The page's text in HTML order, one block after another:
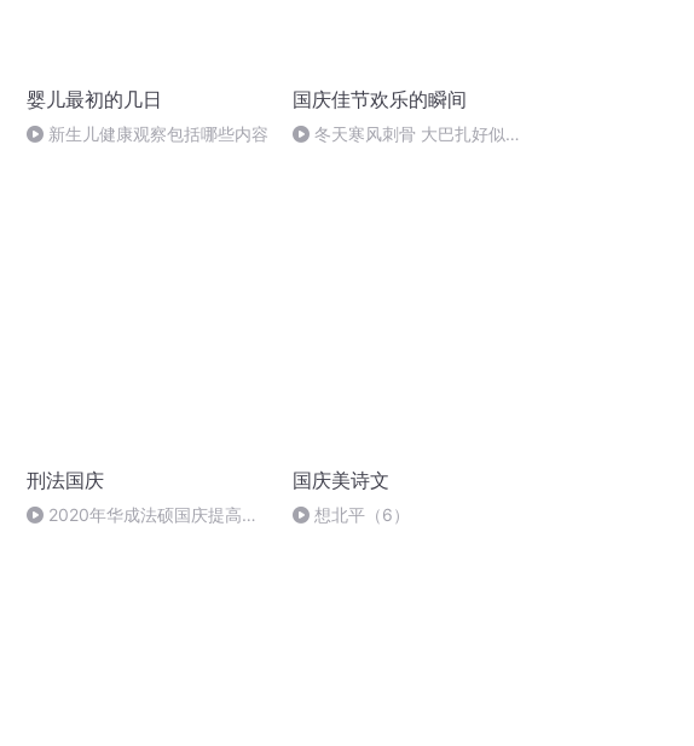
婴儿最初的几日
新生儿健康观察包括哪些内容
国庆佳节欢乐的瞬间
冬天寒风刺骨 大巴扎好似温
刑法国庆
2020年华成法硕国庆提高班
国庆美诗文
想北平（6）